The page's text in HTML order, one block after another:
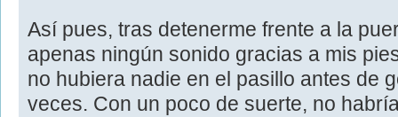
Así pues, tras detenerme frente a la
apenas ningún sonido gracias a mis
no hubiera nadie en el pasillo antes de
veces. Con un poco de suerte, no